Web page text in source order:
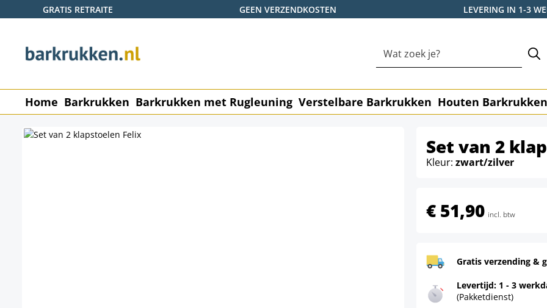
de hoofdinhoud
Ga naar de zoekopdracht
Ga naar de hoofdnavigatie
GRATIS RETRAITE GEEN VERZENDKOSTEN LEVERING IN 1-3
Home Barkrukken Barkrukken met Rugleuning Verstelbare Barkrukken Houten Barkrukken
Set van 2
Kleur: zwart/zilver
€ 51,90 incl. btw
Gratis verzending &
Levertijd: 1 - 3
(Pakketdienst)